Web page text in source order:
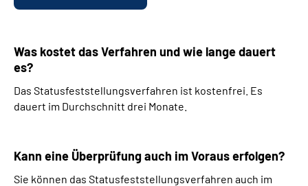
Was kostet das Verfahren und wie lange dauert
es?
Das Statusfeststellungsverfahren ist kostenfrei. Es
dauert im Durchschnitt drei Monate.
Kann eine Überprüfung auch im Voraus erfolgen?
Sie können das Statusfeststellungsverfahren auch im